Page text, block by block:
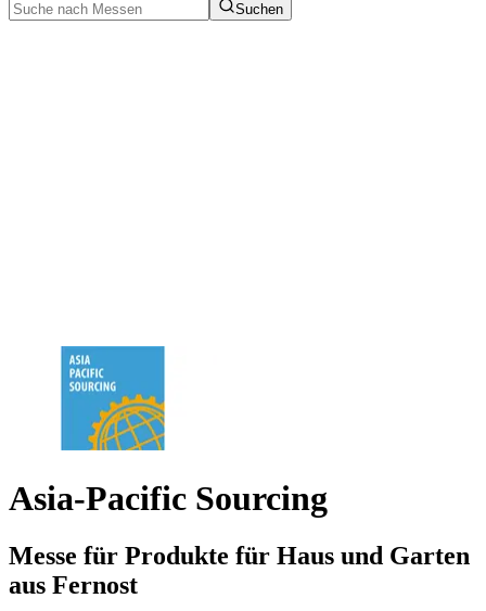
Suchen
Asia-Pacific Sourcing
Messe für Produkte für Haus und Garten
aus Fernost